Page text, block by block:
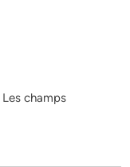
Les champs